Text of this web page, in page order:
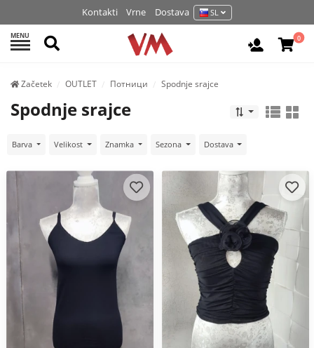
Kontakti Vrne Dostava SL
MENU Išči Prijava /
0
Začetek OUTLET Потници Spodnje srajce
Spodnje srajce
Barva Velikost Znamka Sezona Dostava